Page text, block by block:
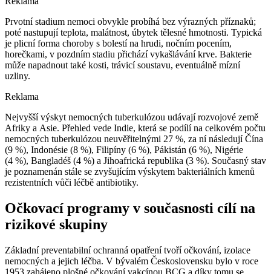
Prvotní stadium nemoci obvykle probíhá bez výrazných příznaků;
poté nastupují teplota, malátnost, úbytek tělesné hmotnosti. Typická
je plicní forma choroby s bolestí na hrudi, nočním pocením,
horečkami, v pozdním stadiu přichází vykašlávání krve. Bakterie
může napadnout také kosti, trávicí soustavu, eventuálně mízní
uzliny.
Reklama
Nejvyšší výskyt nemocných tuberkulózou udávají rozvojové země
Afriky a Asie. Přehled vede Indie, která se podílí na celkovém počtu
nemocných tuberkulózou neuvěřitelnými 27 %, za ní následují Čína
(9 %), Indonésie (8 %), Filipíny (6 %), Pákistán (6 %), Nigérie
(4 %), Bangladéš (4 %) a Jihoafrická republika (3 %). Současný stav
je poznamenán stále se zvyšujícím výskytem bakteriálních kmenů
rezistentních vůči léčbě antibiotiky.
Očkovací programy v současnosti cílí na
rizikové skupiny
Základní preventabilní ochranná opatření tvoří očkování, izolace
nemocných a jejich léčba. V bývalém Československu bylo v roce